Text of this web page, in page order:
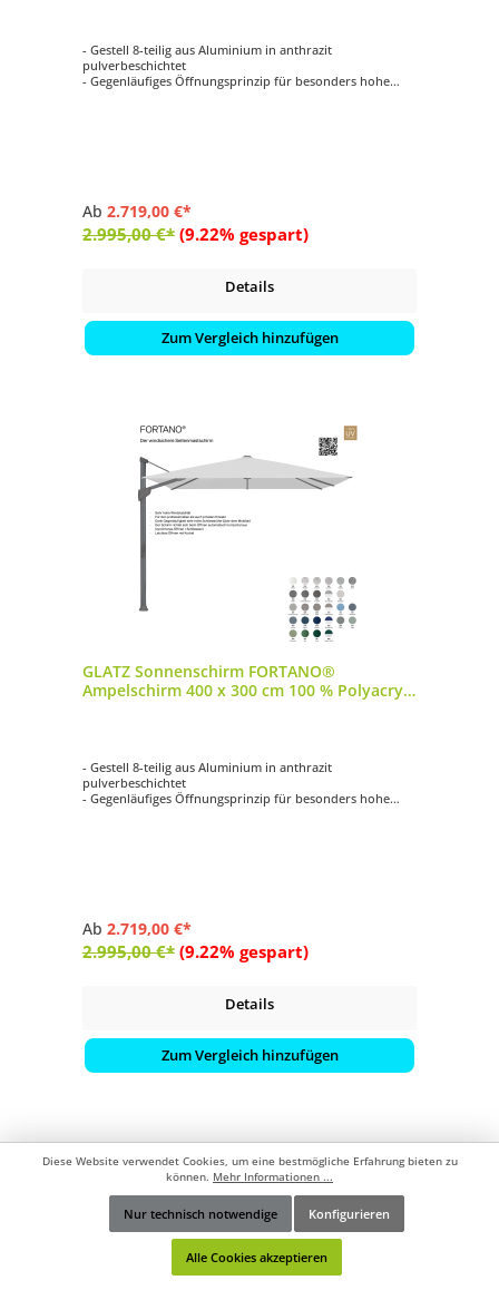
- Gestell 8-teilig aus Aluminium in anthrazit
pulverbeschichtet
- Gegenläufiges Öffnungsprinzip für besonders hohe
Ab 2.719,00 €*
2.995,00 €* (9.22% gespart)
Details
Zum Vergleich hinzufügen
GLATZ Sonnenschirm FORTANO®
Ampelschirm 400 x 300 cm 100 % Polyacryl
- Gestell 8-teilig aus Aluminium in anthrazit
pulverbeschichtet
- Gegenläufiges Öffnungsprinzip für besonders hohe
Ab 2.719,00 €*
2.995,00 €* (9.22% gespart)
Details
Zum Vergleich hinzufügen
Werkzeugleiste anzeigen
Diese Website verwendet Cookies, um eine bestmögliche Erfahrung bieten zu
können. Mehr Informationen ...
Nur technisch notwendige Konfigurieren
Alle Cookies akzeptieren